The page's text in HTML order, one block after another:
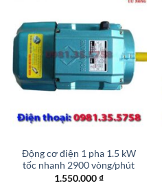
Động cơ điện 1 pha 1.5 kW
tốc nhanh 2900 vòng/phút
1.550.000₫